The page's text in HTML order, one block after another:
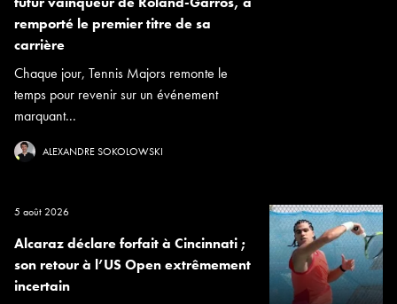
remporté le premier titre de sa
carrière
Chaque jour, Tennis Majors remonte le
temps pour revenir sur un événement
marquant...
ALEXANDRE SOKOLOWSKI
5 août 2026
Alcaraz déclare forfait à Cincinnati ;
son retour à l’US Open extrêmement
incertain